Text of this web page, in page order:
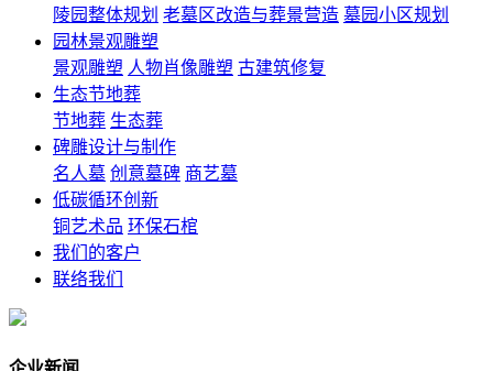
陵园整体规划 老墓区改造与葬景营造 墓园小区规划
园林景观雕塑
景观雕塑 人物肖像雕塑 古建筑修复
生态节地葬
节地葬 生态葬
碑雕设计与制作
名人墓 创意墓碑 商艺墓
低碳循环创新
铜艺术品 环保石棺
我们的客户
联络我们